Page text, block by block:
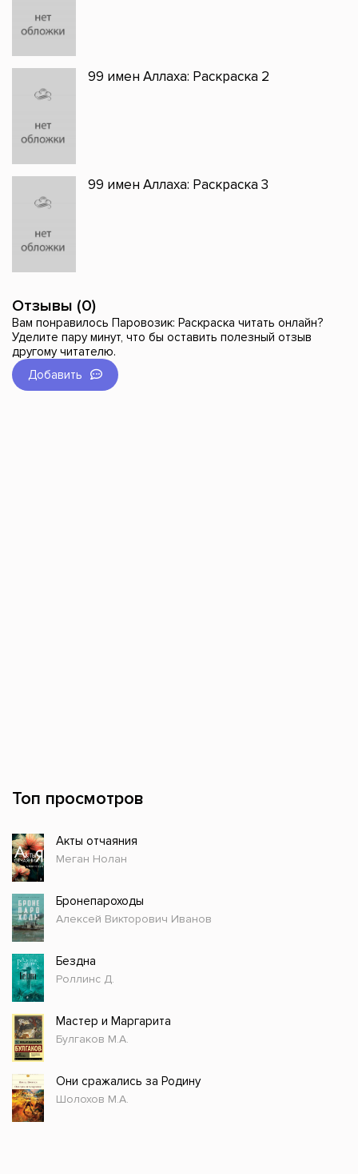
99 имен Аллаха: Раскраска 2
99 имен Аллаха: Раскраска 3
Отзывы (0)
Вам понравилось Паровозик: Раскраска читать онлайн?
Уделите пару минут, что бы оставить полезный отзыв
другому читателю.
Добавить
Топ просмотров
Акты отчаяния
Меган Нолан
Бронепароходы
Алексей Викторович Иванов
Бездна
Роллинс Д.
Мастер и Маргарита
Булгаков М.А.
Они сражались за Родину
Шолохов М.А.